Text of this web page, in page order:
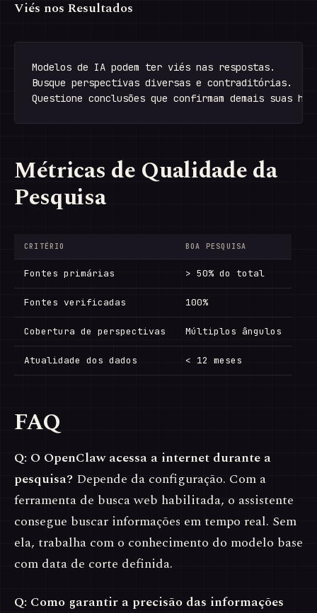
Viés nos Resultados
Modelos de IA podem ter viés nas respostas.
Busque perspectivas diversas e contraditórias.
Métricas de Qualidade da
Pesquisa
CRITÉRIO BOA PESQUISA
Fontes primárias > 50% do total
Fontes verificadas 100%
Cobertura de perspectivas Múltiplos ângulos
Atualidade dos dados < 12 meses
FAQ
Q: O OpenClaw acessa a internet durante a
pesquisa? Depende da configuração. Com a
ferramenta de busca web habilitada, o assistente
consegue buscar informações em tempo real. Sem
ela, trabalha com o conhecimento do modelo base
com data de corte definida.
Q: Como garantir a precisão das informações